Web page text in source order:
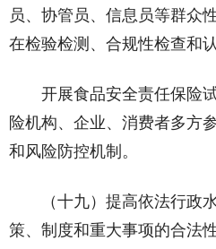
员、协管员、信息员等群众
在检验检测、合规性检查和
开展食品安全责任保险
险机构、企业、消费者多方
和风险防控机制。
（十九）提高依法行政
策、制度和重大事项的合法